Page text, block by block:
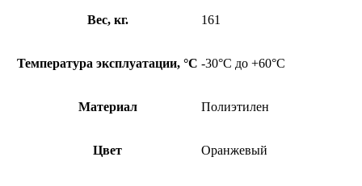
Вес, кг. 161
Температура эксплуатации, °C -30°C до +60°C
Материал Полиэтилен
Цвет Оранжевый